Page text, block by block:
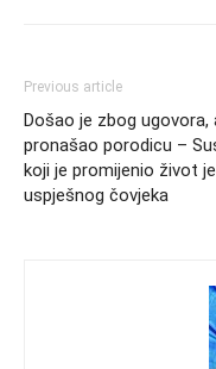
Previous article
Došao je zbog ugovora,
pronašao porodicu –
koji je promijenio život
uspješnog čovjeka